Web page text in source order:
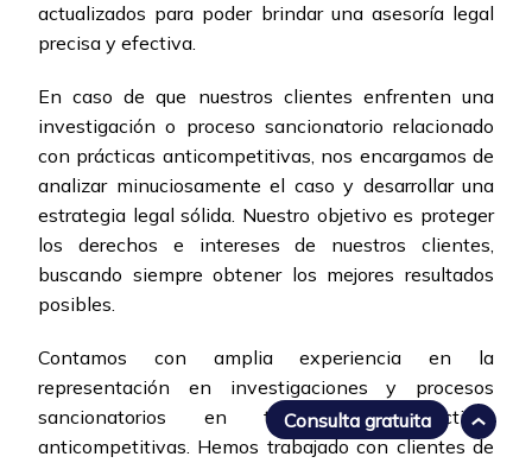
actualizados para poder brindar una asesoría legal
precisa y efectiva.
En caso de que nuestros clientes enfrenten una
investigación o proceso sancionatorio relacionado
con prácticas anticompetitivas, nos encargamos de
analizar minuciosamente el caso y desarrollar una
estrategia legal sólida. Nuestro objetivo es proteger
los derechos e intereses de nuestros clientes,
buscando siempre obtener los mejores resultados
posibles.
Contamos con amplia experiencia en la
representación en investigaciones y procesos
sancionatorios en temas de prácticas
anticompetitivas. Hemos trabajado con clientes de
Consulta gratuita